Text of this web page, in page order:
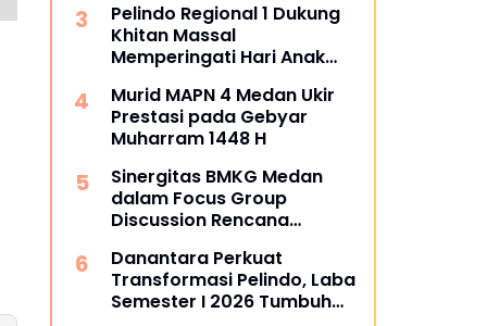
Pelindo Regional 1 Dukung
Khitan Massal
Memperingati Hari Anak
Murid MAPN 4 Medan Ukir
Prestasi pada Gebyar
Muharram 1448 H
Sinergitas BMKG Medan
dalam Focus Group
Discussion Rencana
Sumatra Utara
Danantara Perkuat
Transformasi Pelindo, Laba
Semester I 2026 Tumbuh